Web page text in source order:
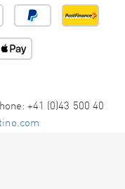
+41 (0)43 500 40